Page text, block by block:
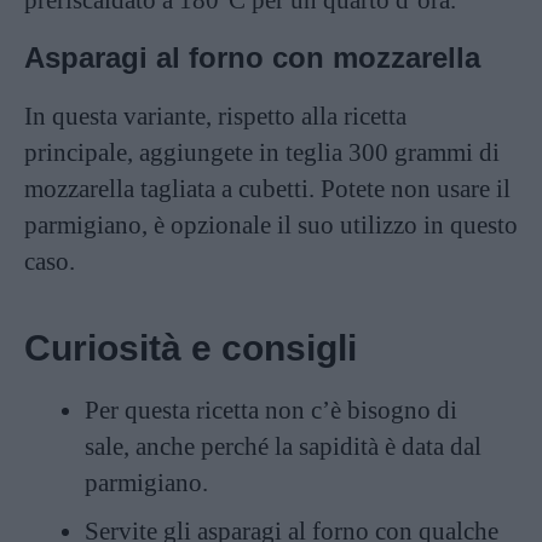
Asparagi al forno con mozzarella
In questa variante, rispetto alla ricetta
principale, aggiungete in teglia 300 grammi di
mozzarella tagliata a cubetti. Potete non usare il
parmigiano, è opzionale il suo utilizzo in questo
caso.
Curiosità e consigli
Per questa ricetta non c’è bisogno di
sale, anche perché la sapidità è data dal
parmigiano.
Servite gli asparagi al forno con qualche